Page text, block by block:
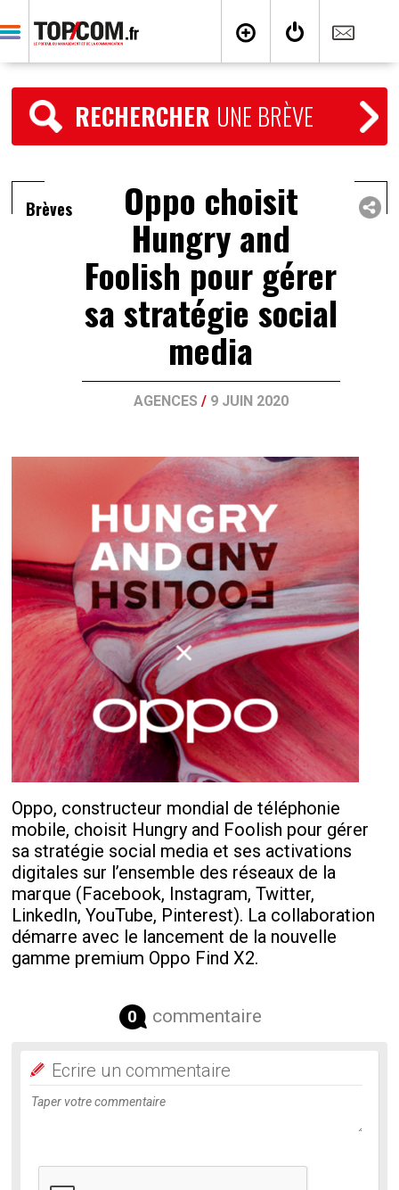
RECHERCHER UNE BRÈVE
Brèves Oppo choisit
Hungry and
Foolish pour gérer
sa stratégie social
media
AGENCES / 9 JUIN 2020
Oppo, constructeur mondial de téléphonie
mobile, choisit Hungry and Foolish pour gérer
sa stratégie social media et ses activations
digitales sur l’ensemble des réseaux de la
marque (Facebook, Instagram, Twitter,
LinkedIn, YouTube, Pinterest). La collaboration
démarre avec le lancement de la nouvelle
gamme premium Oppo Find X2.
0 commentaire
Ecrire un commentaire